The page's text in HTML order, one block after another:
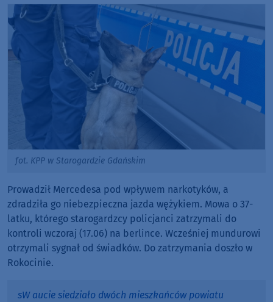
fot. KPP w Starogardzie Gdańskim
Prowadził Mercedesa pod wpływem narkotyków, a
zdradziła go niebezpieczna jazda wężykiem. Mowa o 37-
latku, którego starogardzcy policjanci zatrzymali do
kontroli wczoraj (17.06) na berlince. Wcześniej mundurowi
otrzymali sygnał od świadków. Do zatrzymania doszło w
Rokocinie.
sW aucie siedziało dwóch mieszkańców powiatu